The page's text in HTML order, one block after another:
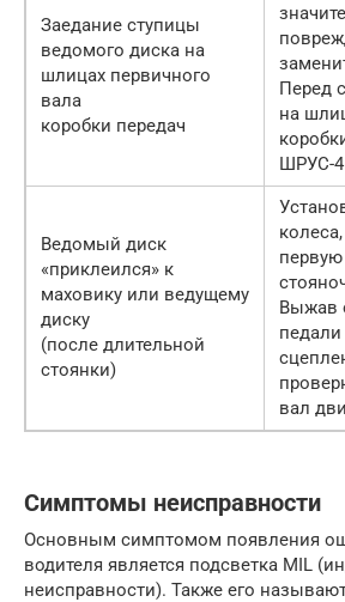
Заедание ступицы
ведомого диска на
шлицах первичного
вала
коробки передач
Перед
на
ШРУС-4
Ведомый диск
«приклеился» к
маховику или ведущему
диску
(после длительной
стоянки)
первую
Выжав
вал
Симптомы неисправности
Основным симптомом появления
водителя является подсветка MIL
неисправности). Также его